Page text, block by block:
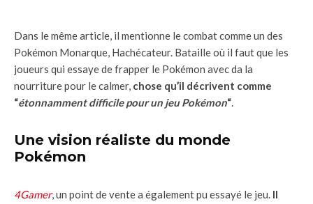
Dans le même article, il mentionne le combat comme un des
Pokémon Monarque, Hachécateur. Bataille où il faut que les
joueurs qui essaye de frapper le Pokémon avec da la
nourriture pour le calmer, chose qu’il décrivent comme
“étonnamment difficile pour un jeu Pokémon“.
Une vision réaliste du monde
Pokémon
4Gamer, un point de vente a également pu essayé le jeu. Il